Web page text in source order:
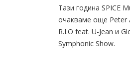
Тази година SPICE
очакваме още Peter
R.I.O feat. U-Jean и
Symphonic Show.